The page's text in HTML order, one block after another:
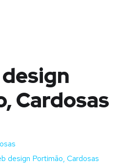
Cardosas
design Portimão, Cardosas